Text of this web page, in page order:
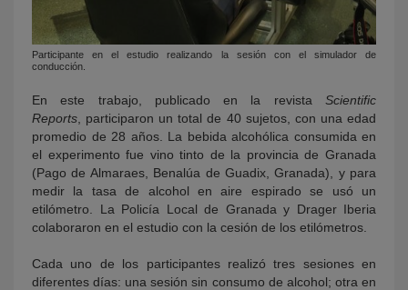
Participante en el estudio realizando la sesión con el simulador de
conducción.
En este trabajo, publicado en la revista Scientific
Reports , participaron un total de 40 sujetos, con una edad
promedio de 28 años. La bebida alcohólica consumida en
el experimento fue vino tinto de la provincia de Granada
(Pago de Almaraes, Benalúa de Guadix, Granada), y para
medir la tasa de alcohol en aire espirado se usó un
etilómetro. La Policía Local de Granada y Drager Iberia
colaboraron en el estudio con la cesión de los etilómetros.
Cada uno de los participantes realizó tres sesiones en
diferentes días: una sesión sin consumo de alcohol; otra en